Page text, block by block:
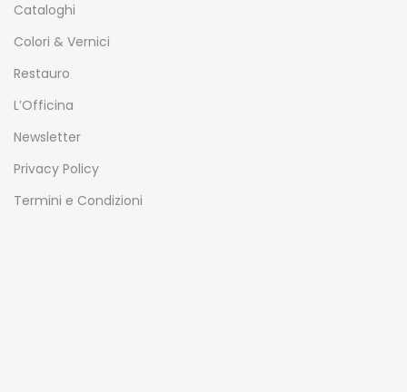
Cataloghi
Colori & Vernici
Restauro
L’Officina
Newsletter
Privacy Policy
Termini e Condizioni